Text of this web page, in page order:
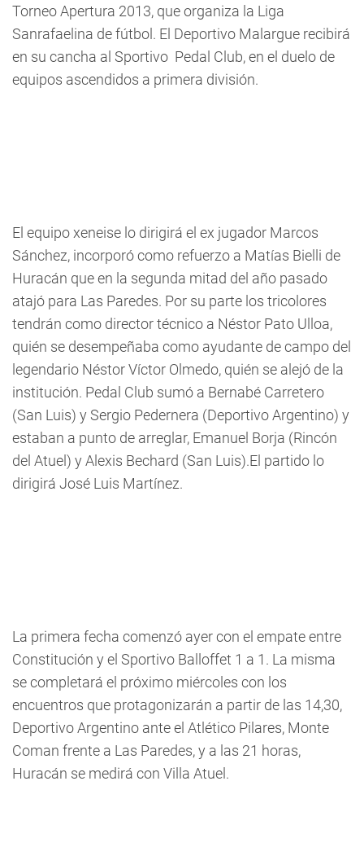
Torneo Apertura 2013, que organiza la Liga
Sanrafaelina de fútbol. El Deportivo Malargue recibirá
en su cancha al Sportivo Pedal Club, en el duelo de
equipos ascendidos a primera división.
El equipo xeneise lo dirigirá el ex jugador Marcos
Sánchez, incorporó como refuerzo a Matías Bielli de
Huracán que en la segunda mitad del año pasado
atajó para Las Paredes. Por su parte los tricolores
tendrán como director técnico a Néstor Pato Ulloa,
quién se desempeñaba como ayudante de campo del
legendario Néstor Víctor Olmedo, quién se alejó de la
institución. Pedal Club sumó a Bernabé Carretero
(San Luis) y Sergio Pedernera (Deportivo Argentino) y
estaban a punto de arreglar, Emanuel Borja (Rincón
del Atuel) y Alexis Bechard (San Luis).El partido lo
dirigirá José Luis Martínez.
La primera fecha comenzó ayer con el empate entre
Constitución y el Sportivo Balloffet 1 a 1. La misma
se completará el próximo miércoles con los
encuentros que protagonizarán a partir de las 14,30,
Deportivo Argentino ante el Atlético Pilares, Monte
Coman frente a Las Paredes, y a las 21 horas,
Huracán se medirá con Villa Atuel.